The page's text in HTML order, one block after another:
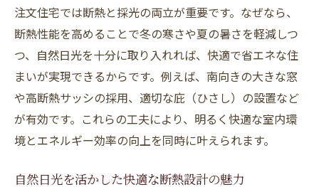
注文住宅では断熱と採光の両立が重要です。なぜなら、
断熱性能を高めることで冬の寒さや夏の暑さを軽減しつ
つ、自然日光を十分に取り入れれば、快適で省エネな住
まいが実現できるからです。例えば、南向きの大きな窓
や高断熱サッシの採用、適切な庇（ひさし）の設置など
が有効です。これらの工夫により、明るく快適な室内環
境とエネルギー効率の向上を同時に叶えられます。
自然日光を活かした快適な断熱設計の魅力